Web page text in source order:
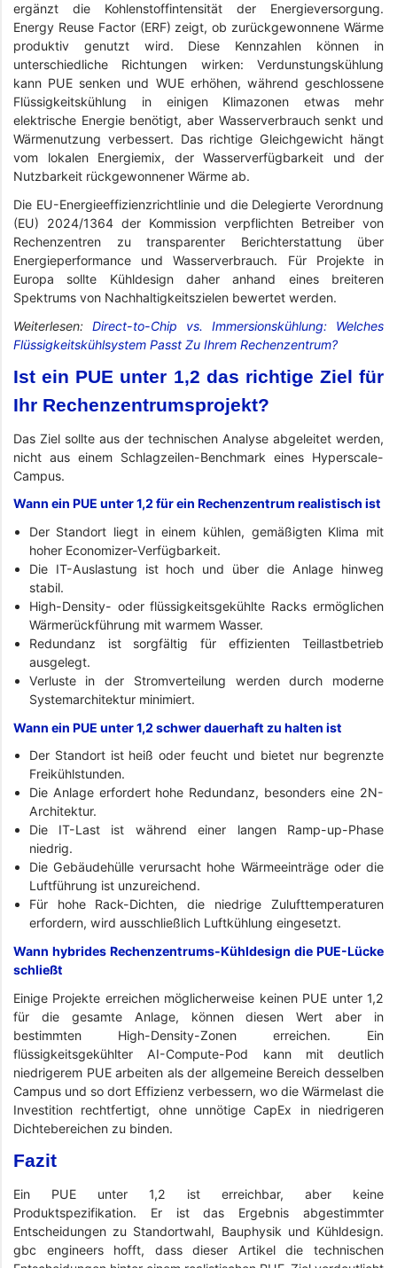
ergänzt die Kohlenstoffintensität der Energieversorgung.
Energy Reuse Factor (ERF) zeigt, ob zurückgewonnene Wärme
produktiv genutzt wird. Diese Kennzahlen können in
unterschiedliche Richtungen wirken: Verdunstungskühlung
kann PUE senken und WUE erhöhen, während geschlossene
Flüssigkeitskühlung in einigen Klimazonen etwas mehr
elektrische Energie benötigt, aber Wasserverbrauch senkt und
Wärmenutzung verbessert. Das richtige Gleichgewicht hängt
vom lokalen Energiemix, der Wasserverfügbarkeit und der
Nutzbarkeit rückgewonnener Wärme ab.
Die EU-Energieeffizienzrichtlinie und die Delegierte Verordnung
(EU) 2024/1364 der Kommission verpflichten Betreiber von
Rechenzentren zu transparenter Berichterstattung über
Energieperformance und Wasserverbrauch. Für Projekte in
Europa sollte Kühldesign daher anhand eines breiteren
Spektrums von Nachhaltigkeitszielen bewertet werden.
Weiterlesen: Direct-to-Chip vs. Immersionskühlung: Welches
Flüssigkeitskühlsystem Passt Zu Ihrem Rechenzentrum?
Ist ein PUE unter 1,2 das richtige Ziel für
Ihr Rechenzentrumsprojekt?
Das Ziel sollte aus der technischen Analyse abgeleitet werden,
nicht aus einem Schlagzeilen-Benchmark eines Hyperscale-
Campus.
Wann ein PUE unter 1,2 für ein Rechenzentrum realistisch ist
Der Standort liegt in einem kühlen, gemäßigten Klima mit
hoher Economizer-Verfügbarkeit.
Die IT-Auslastung ist hoch und über die Anlage hinweg
stabil.
High-Density- oder flüssigkeitsgekühlte Racks ermöglichen
Wärmerückführung mit warmem Wasser.
Redundanz ist sorgfältig für effizienten Teillastbetrieb
ausgelegt.
Verluste in der Stromverteilung werden durch moderne
Systemarchitektur minimiert.
Wann ein PUE unter 1,2 schwer dauerhaft zu halten ist
Der Standort ist heiß oder feucht und bietet nur begrenzte
Freikühlstunden.
Die Anlage erfordert hohe Redundanz, besonders eine 2N-
Architektur.
Die IT-Last ist während einer langen Ramp-up-Phase
niedrig.
Die Gebäudehülle verursacht hohe Wärmeeinträge oder die
Luftführung ist unzureichend.
Für hohe Rack-Dichten, die niedrige Zulufttemperaturen
erfordern, wird ausschließlich Luftkühlung eingesetzt.
Wann hybrides Rechenzentrums-Kühldesign die PUE-Lücke
schließt
Einige Projekte erreichen möglicherweise keinen PUE unter 1,2
für die gesamte Anlage, können diesen Wert aber in
bestimmten High-Density-Zonen erreichen. Ein
flüssigkeitsgekühlter AI-Compute-Pod kann mit deutlich
niedrigerem PUE arbeiten als der allgemeine Bereich desselben
Campus und so dort Effizienz verbessern, wo die Wärmelast die
Investition rechtfertigt, ohne unnötige CapEx in niedrigeren
Dichtebereichen zu binden.
Fazit
Ein PUE unter 1,2 ist erreichbar, aber keine
Produktspezifikation. Er ist das Ergebnis abgestimmter
Entscheidungen zu Standortwahl, Bauphysik und Kühldesign.
gbc engineers hofft, dass dieser Artikel die technischen